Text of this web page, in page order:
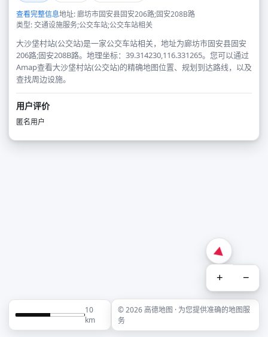
查看完整信息地址: 廊坊市固安县固安206路;固安208B路
类型: 交通设施服务;公交车站;公交车站相关
大沙垡村站(公交站)是一家公交车站相关，地址为廊坊市固安县固安
206路;固安208B路。地理坐标：39.314230,116.331265。您可以通过
Amap查看大沙垡村站(公交站)的精确地图位置、规划到达路线，以及
查找周边设施。
用户评价
匿名用户
+ −
10
km
© 2026 高德地图 · 为您提供准确的地图服
务